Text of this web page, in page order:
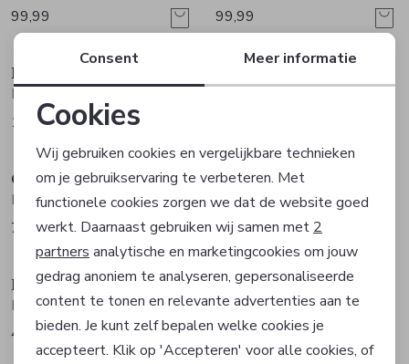
99,99
99,99
Rabe
Pullover
129,99
Co Woman
Pullover
79,95
In Shape
Pullover
69,99
In Shape
Pullover
49,99
In Shape
Pullover
69,99
Sale
Personalisatie cookies
Analytische cookies
Marketing cookies
Consent Meer informatie
Cookies
Wij gebruiken cookies en vergelijkbare technieken
om je gebruikservaring te verbeteren. Met
functionele cookies zorgen we dat de website goed
werkt. Daarnaast gebruiken wij samen met 2
partners analytische en marketingcookies om jouw
gedrag anoniem te analyseren, gepersonaliseerde
content te tonen en relevante advertenties aan te
bieden. Je kunt zelf bepalen welke cookies je
accepteert. Klik op 'Accepteren' voor alle cookies, of